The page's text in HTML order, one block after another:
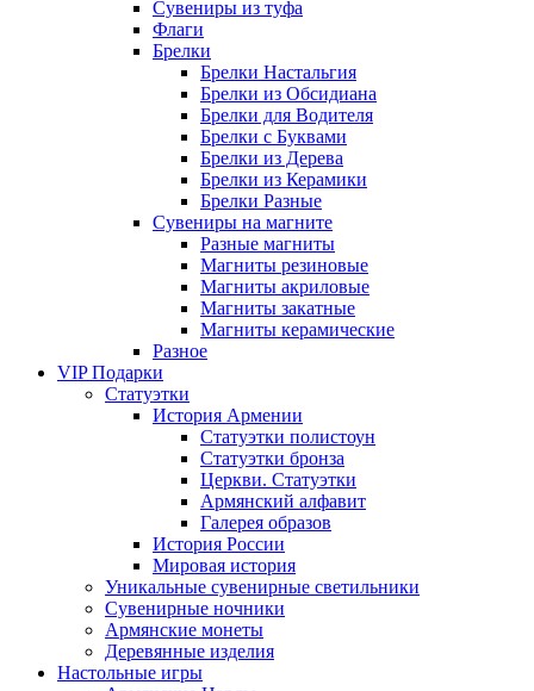
Сувениры из туфа
Флаги
Брелки
Брелки Настальгия
Брелки из Обсидиана
Брелки для Водителя
Брелки с Буквами
Брелки из Дерева
Брелки из Керамики
Брелки Разные
Сувениры на магните
Разные магниты
Магниты резиновые
Магниты акриловые
Магниты закатные
Магниты керамические
Разное
VIP Подарки
Статуэтки
История Армении
Статуэтки полистоун
Статуэтки бронза
Церкви. Статуэтки
Армянский алфавит
Галерея образов
История России
Мировая история
Уникальные сувенирные светильники
Сувенирные ночники
Армянские монеты
Деревянные изделия
Настольные игры